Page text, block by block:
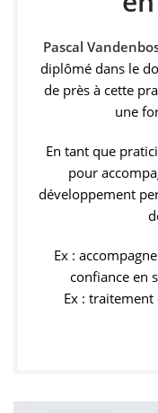
Pascal
diplômé dans le
de près à cette
une
En tant que
pour
développement
Ex :
confiance en
Ex :